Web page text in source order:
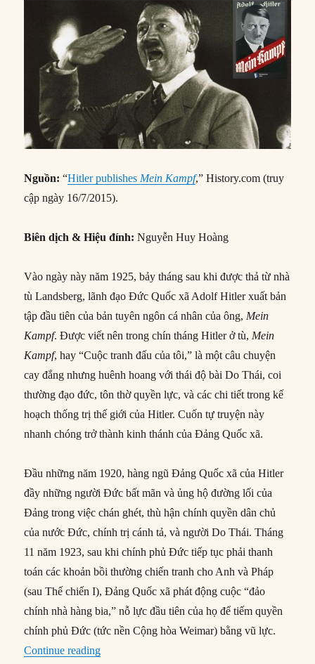
Nguồn: “Hitler publishes Mein Kampf,” History.com (truy
cập ngày 16/7/2015).
Biên dịch & Hiệu đính: Nguyễn Huy Hoàng
Vào ngày này năm 1925, bảy tháng sau khi được thả từ nhà
tù Landsberg, lãnh đạo Đức Quốc xã Adolf Hitler xuất bản
tập đầu tiên của bản tuyên ngôn cá nhân của ông, Mein
Kampf. Được viết nên trong chín tháng Hitler ở tù, Mein
Kampf, hay “Cuộc tranh đấu của tôi,” là một câu chuyện
cay đắng nhưng huênh hoang với thái độ bài Do Thái, coi
thường đạo đức, tôn thờ quyền lực, và các chi tiết trong kế
hoạch thống trị thế giới của Hitler. Cuốn tự truyện này
nhanh chóng trở thành kinh thánh của Đảng Quốc xã.
Đầu những năm 1920, hàng ngũ Đảng Quốc xã của Hitler
đầy những người Đức bất mãn và ủng hộ đường lối của
Đảng trong việc chán ghét, thù hận chính quyền dân chủ
của nước Đức, chính trị cánh tả, và người Do Thái. Tháng
11 năm 1923, sau khi chính phủ Đức tiếp tục phải thanh
toán các khoản bồi thường chiến tranh cho Anh và Pháp
(sau Thế chiến I), Đảng Quốc xã phát động cuộc “đảo
chính nhà hàng bia,” nỗ lực đầu tiên của họ để tiếm quyền
chính phủ Đức (tức nền Cộng hòa Weimar) bằng vũ lực.
Continue reading“18/07/1925: Hitler xuất bản cuốn tự truyện